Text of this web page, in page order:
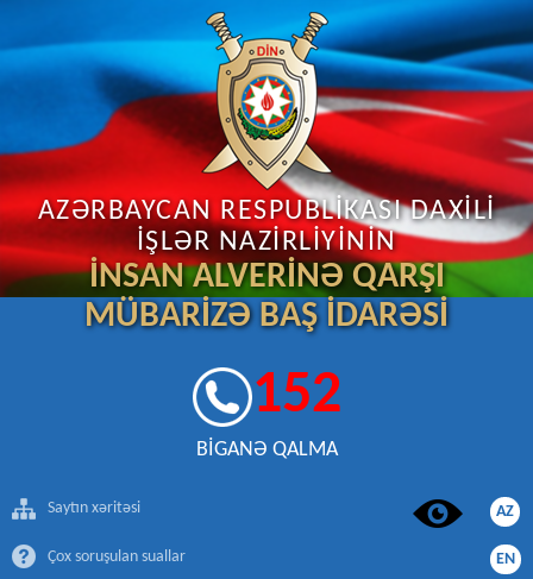
AZƏRBAYCAN RESPUBLİKASI DAXİLİ
İŞLƏR NAZİRLİYİNİN
İNSAN ALVERİNƏ QARŞI
MÜBARİZƏ BAŞ İDARƏSİ
152
BİGANƏ QALMA
Saytın xəritəsi
Çox soruşulan suallar
AZ
EN